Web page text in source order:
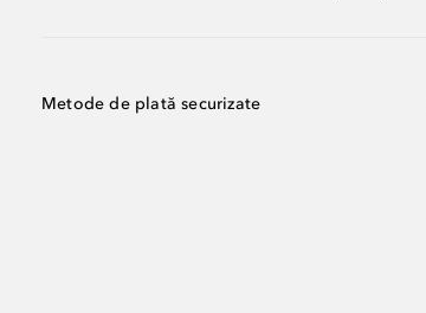
Metode de plată securizate